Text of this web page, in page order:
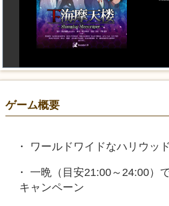
ゲーム概要
ワールドワイドなハリウッ
一晩（目安21:00～24:00）
キャンペーン